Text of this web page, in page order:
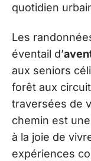
quotidien
Les
éventail d’
aux seniors
forêt aux
traversées de
chemin est
à la joie de
expériences